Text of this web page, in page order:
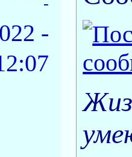
-